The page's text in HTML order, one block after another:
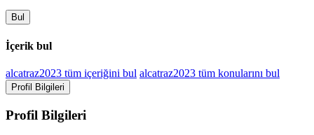
Bul
İçerik bul
alcatraz2023 tüm içeriğini bul alcatraz2023 tüm konularını bul
Profil Bilgileri
Profil Bilgileri